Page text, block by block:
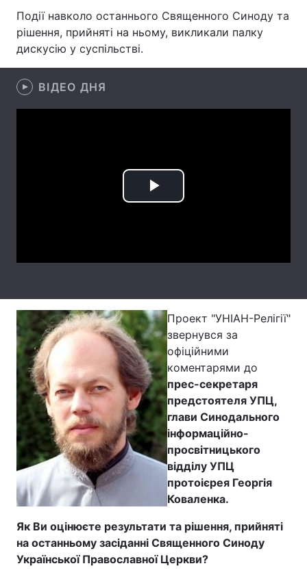
Економіка Світ
Спорт
Регіони
Відео з Youtube Статті
Архів Вакансії
Контакти
Послуги
Тема оформлення
Події навколо останнього Священного Синоду та
рішення, прийняті на ньому, викликали палку
дискусію у суспільстві.
ВІДЕО ДНЯ
Play
Проект "УНІАН-Релігії"
звернувся за
офіційними
коментарями до
прес-секретаря
предстоятеля УПЦ,
глави Синодального
інформаційно-
просвітницького
відділу УПЦ
протоієрея Георгія
Коваленка.
Як Ви оцінюєте результати та рішення, прийняті
на останньому засіданні Священного Синоду
Української Православної Церкви?